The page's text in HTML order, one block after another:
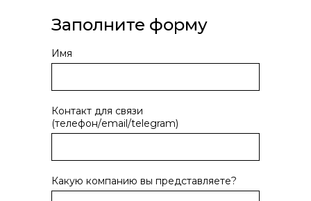
Маркетинг в турбулентное время:
06.07.2023
компаний
Заполните форму
Имя
Контакт для связи
(телефон/email/telegram)
Какую компанию вы представляете?